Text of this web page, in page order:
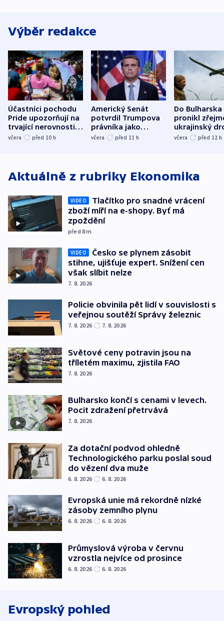
Výběr redakce
Účastníci pochodu
Pride upozorňují na
trvající nerovnosti i
společenskou
včera před 10 h
Americký Senát
potvrdil Trumpova
právníka jako
ministra
včera před 11 h
Do Bulharska
pronikl
ukrajinský
explodoval
včera před 12 h
Aktuálně z rubriky Ekonomika
VIDEO
Tlačítko pro snadné vrácení
zboží míří na e-shopy. Byť má
zpoždění
před 8m
VIDEO
Česko se plynem zásobit
stihne, ujišťuje expert. Snížení cen
však slíbit nelze
7. 8. 2026
Policie obvinila pět lidí v souvislosti s
veřejnou soutěží Správy železnic
7. 8. 2026 7. 8. 2026
Světové ceny potravin jsou na
tříletém maximu, zjistila FAO
7. 8. 2026
Bulharsko končí s cenami v levech.
Pocit zdražení přetrvává
7. 8. 2026
Za dotační podvod ohledně
Technologického parku poslal soud
do vězení dva muže
6. 8. 2026 6. 8. 2026
Evropská unie má rekordně nízké
zásoby zemního plynu
6. 8. 2026 6. 8. 2026
Průmyslová výroba v červnu
vzrostla nejvíce od prosince
6. 8. 2026 6. 8. 2026
Evropský pohled